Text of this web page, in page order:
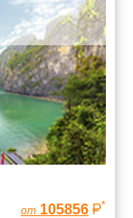
от 105856 *